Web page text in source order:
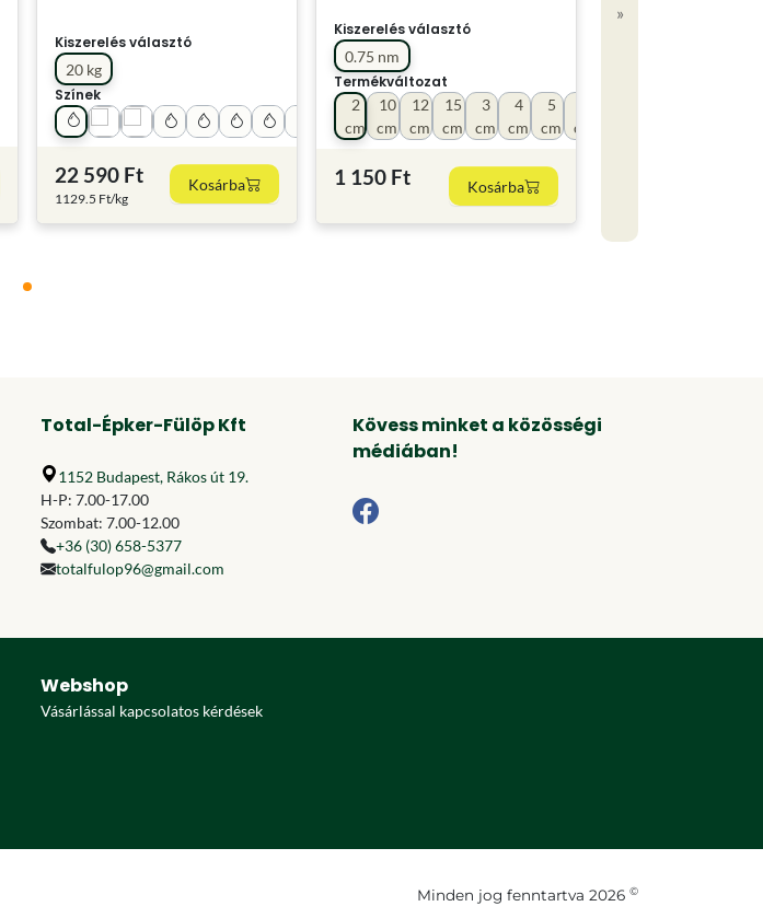
Kiszerelés választó
20 kg
Színek
22 590 Ft
1129.5 Ft/kg
Kosárba
Kiszerelés választó
0.75 nm
Termékváltozat
10
cm
12
cm
15
cm
2
cm
3
cm
4
cm
5
cm
cm
1 150 Ft Kosárba
»
Total-Épker-Fülöp Kft
1152 Budapest, Rákos út 19.
H-P: 7.00-17.00
Szombat: 7.00-12.00
+36 (30) 658-5377
totalfulop96@gmail.com
Kövess minket a közösségi
médiában!
Webshop
Vásárlással kapcsolatos kérdések
Minden jog fenntartva 2026 ©